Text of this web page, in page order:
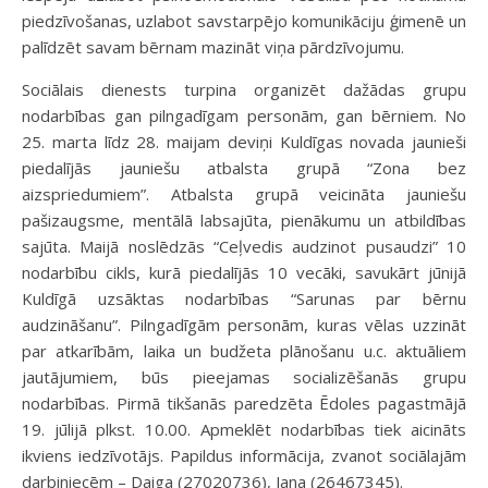
piedzīvošanas, uzlabot savstarpējo komunikāciju ģimenē un
palīdzēt savam bērnam mazināt viņa pārdzīvojumu.
Sociālais dienests turpina organizēt dažādas grupu
nodarbības gan pilngadīgam personām, gan bērniem. No
25. marta līdz 28. maijam deviņi Kuldīgas novada jaunieši
piedalījās jauniešu atbalsta grupā “Zona bez
aizspriedumiem”. Atbalsta grupā veicināta jauniešu
pašizaugsme, mentālā labsajūta, pienākumu un atbildības
sajūta. Maijā noslēdzās “Ceļvedis audzinot pusaudzi” 10
nodarbību cikls, kurā piedalījās 10 vecāki, savukārt jūnijā
Kuldīgā uzsāktas nodarbības “Sarunas par bērnu
audzināšanu”. Pilngadīgām personām, kuras vēlas uzzināt
par atkarībām, laika un budžeta plānošanu u.c. aktuāliem
jautājumiem, būs pieejamas socializēšanās grupu
nodarbības. Pirmā tikšanās paredzēta Ēdoles pagastmājā
19. jūlijā plkst. 10.00. Apmeklēt nodarbības tiek aicināts
ikviens iedzīvotājs. Papildus informācija, zvanot sociālajām
darbiniecēm – Daiga (27020736), Jana (26467345).